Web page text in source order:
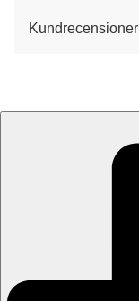
Kundrecensioner